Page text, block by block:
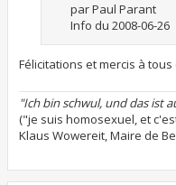
par Paul Parant
Info du 2008-06-26
Félicitations et mercis à
"Ich bin schwul, und das ist
("je suis homosexuel, et
Klaus Wowereit, Maire de